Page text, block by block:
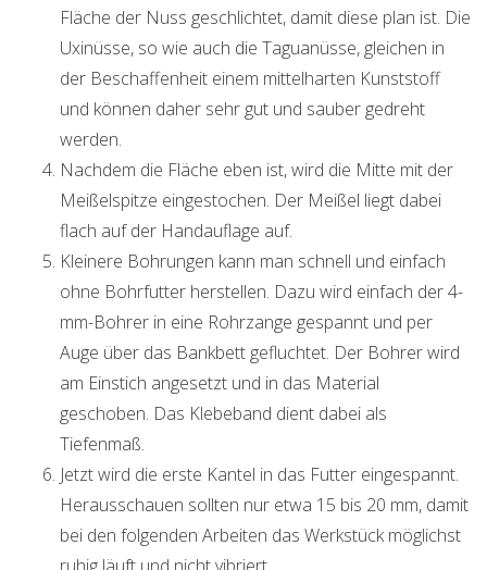
Fläche der Nuss geschlichtet, damit diese plan ist. Die
Uxinüsse, so wie auch die Taguanüsse, gleichen in
der Beschaffenheit einem mittelharten Kunststoff
und können daher sehr gut und sauber gedreht
werden.
Nachdem die Fläche eben ist, wird die Mitte mit der
Meißelspitze eingestochen. Der Meißel liegt dabei
flach auf der Handauflage auf.
Kleinere Bohrungen kann man schnell und einfach
ohne Bohrfutter herstellen. Dazu wird einfach der 4-
mm-Bohrer in eine Rohrzange gespannt und per
Auge über das Bankbett gefluchtet. Der Bohrer wird
am Einstich angesetzt und in das Material
geschoben. Das Klebeband dient dabei als
Tiefenmaß.
Jetzt wird die erste Kantel in das Futter eingespannt.
Herausschauen sollten nur etwa 15 bis 20 mm, damit
bei den folgenden Arbeiten das Werkstück möglichst